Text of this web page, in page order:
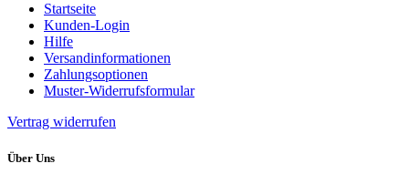
Startseite
Kunden-Login
Hilfe
Versandinformationen
Zahlungsoptionen
Muster-Widerrufsformular
Vertrag widerrufen
Über Uns